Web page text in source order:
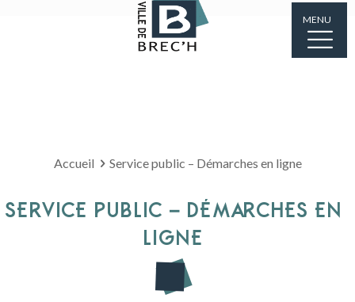
MENU
Accueil Service public – Démarches en ligne
SERVICE PUBLIC – DÉMARCHES EN
LIGNE